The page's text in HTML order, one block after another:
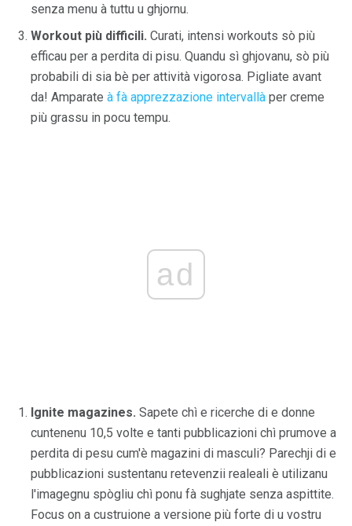
senza menu à tuttu u ghjornu.
Workout più difficili. Curati, intensi workouts sò più
efficau per a perdita di pisu. Quandu sì ghjovanu, sò più
probabili di sia bè per attività vigorosa. Pigliate avant
da! Amparate à fà apprezzazione intervallà per creme
più grassu in pocu tempu.
ad
Ignite magazines. Sapete chì e ricerche di e donne
cuntenenu 10,5 volte e tanti pubblicazioni chì prumove a
perdita di pesu cum'è magazini di masculi? Parechji di e
pubblicazioni sustentanu retevenzii realeali è utilizanu
l'imagegnu spògliu chì ponu fà sughjate senza aspittite.
Focus on a custruione a versione più forte di u vostru